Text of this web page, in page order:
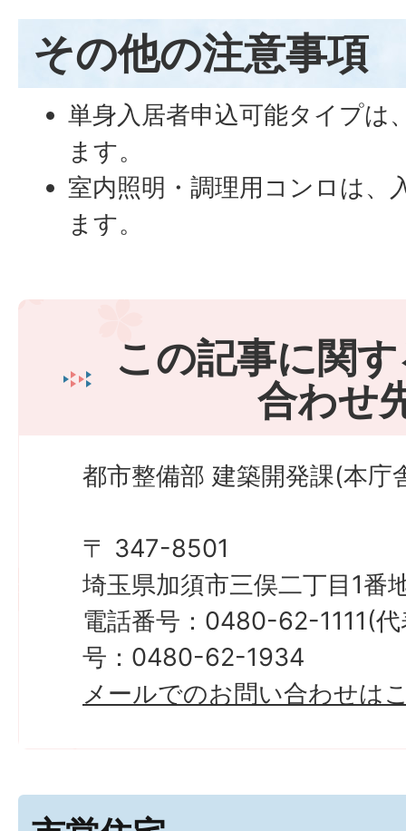
その他の注意事項
単身入居者申込可能タイプは
ます。
室内照明・調理用コンロは、
ます。
料）。秋葉団地は駐車場が
間駐車場あり）。
団地内では、犬、猫等のペッ
（個人負担による有線整備
この記事に関
合わせ
都市整備部 建築開発課(本庁
〒 347-8501
埼玉県加須市三俣二丁目1番
電話番号：0480-62-1111(
号：0480-62-1934
メールでのお問い合わせは